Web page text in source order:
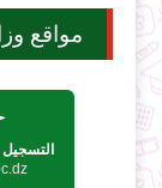
مواقع
التسجيل